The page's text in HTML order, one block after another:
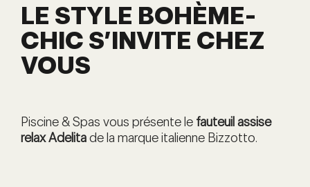
LE STYLE BOHÈME-
CHIC S’INVITE CHEZ
VOUS
Piscine & Spas vous présente le fauteuil assise
relax Adelitade la marque italienne Bizzotto.